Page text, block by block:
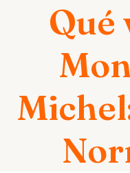
Qué